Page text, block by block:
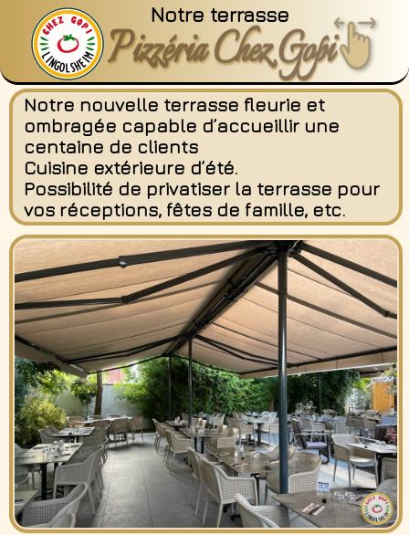
Notre terrasse
Pizzéria Chez Gopi
Notre nouvelle terrasse fleurie et
ombragée capable d’accueillir une
centaine de clients
Cuisine extérieure d’été.
Possibilité de privatiser la terrasse pour
vos réceptions, fêtes de famille, etc.